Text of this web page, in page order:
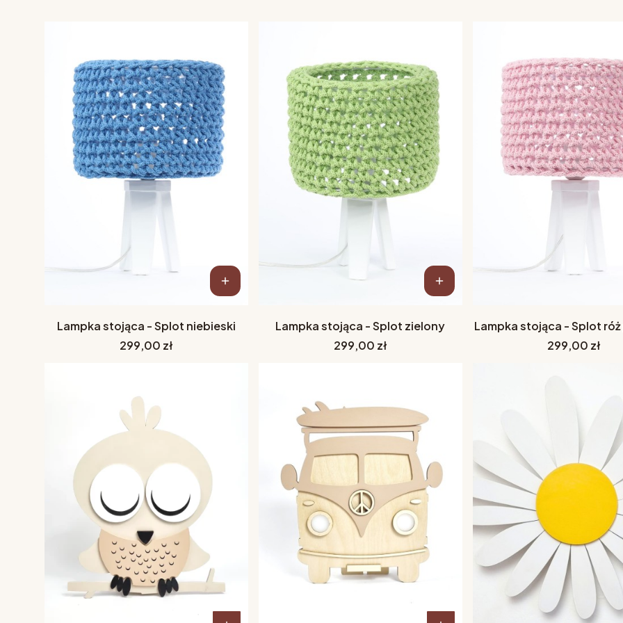
Lampka stojąca - Splot niebieski
Cena
299,00 zł
Lampka stojąca - Splot zielony
Cena
299,00 zł
Lampka stojąca - Splot
Cena
299,00 zł